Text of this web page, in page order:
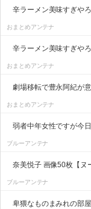
辛ラーメン美味すぎやろ
おまとめアンテナ
辛ラーメン美味すぎやろ
おまとめアンテナ
劇場移転で豊永阿紀が
おまとめアンテナ
弱者中年女性ですが今
ブルーアンテナ
奈美悦子 画像50枚【ヌ
ブルーアンテナ
卑猥なものまみれの部